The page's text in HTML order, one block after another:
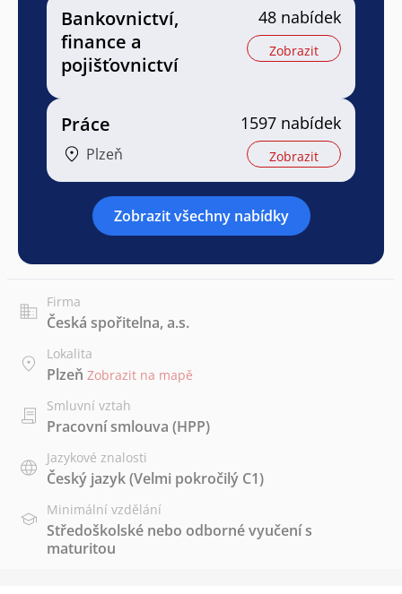
Bankovnictví,
finance a
pojišťovnictví
48 nabídek
Zobrazit
Práce
Plzeň
1597 nabídek
Zobrazit
Zobrazit všechny nabídky
Firma
Česká spořitelna, a.s.
Lokalita
Plzeň Zobrazit na mapě
Smluvní vztah
Pracovní smlouva (HPP)
Jazykové znalosti
Český jazyk(Velmi pokročilý C1)
Minimální vzdělání
Středoškolské nebo odborné vyučení s
maturitou